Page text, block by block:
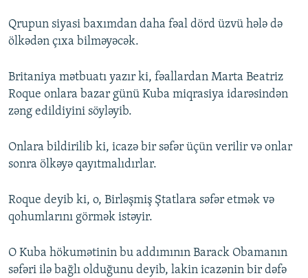
Qrupun siyasi baxımdan daha fəal dörd üzvü hələ də
ölkədən çıxa bilməyəcək.
Britaniya mətbuatı yazır ki, fəallardan Marta Beatriz
Roque onlara bazar günü Kuba miqrasiya idarəsindən
zəng edildiyini söyləyib.
Onlara bildirilib ki, icazə bir səfər üçün verilir və onlar
sonra ölkəyə qayıtmalıdırlar.
Roque deyib ki, o, Birləşmiş Ştatlara səfər etmək və
qohumlarını görmək istəyir.
O Kuba hökumətinin bu addımının Barack Obamanın
səfəri ilə bağlı olduğunu deyib, lakin icazənin bir dəfə